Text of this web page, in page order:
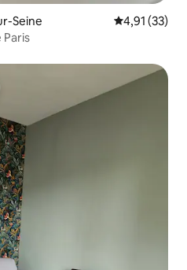
Seine Évaluation
4,91 (33)